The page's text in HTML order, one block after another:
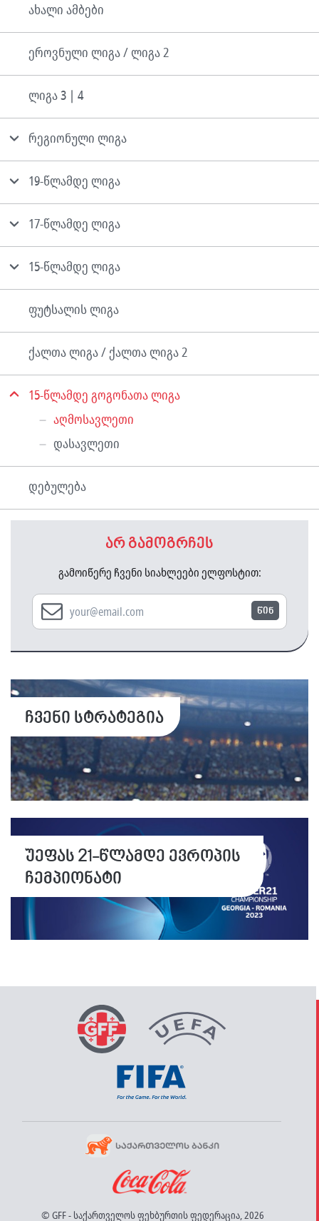
ახალი ამბები
ეროვნული ლიგა / ლიგა 2
ლიგა 3 | 4
რეგიონული ლიგა
19-წლამდე ლიგა
17-წლამდე ლიგა
15-წლამდე ლიგა
ფუტსალის ლიგა
ქალთა ლიგა / ქალთა ლიგა 2
15-წლამდე გოგონათა ლიგა
აღმოსავლეთი
დასავლეთი
დებულება
არ გამოგრჩეს
გამოიწერე ჩვენი სიახლეები ელფოსტით:
წინ
ჩვენი სტრატეგია
უეფას 21-წლამდე ევროპის
ჩემპიონატი
© GFF - საქართველოს ფეხბურთის ფედერაცია, 2026